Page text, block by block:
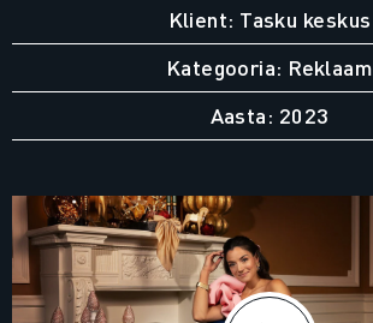
Klient: Tasku keskus
Kategooria: Reklaam
Aasta: 2023